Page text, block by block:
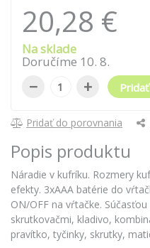
20,28 €
Na sklade
Doručíme 10. 8.
− +
Pridať do porovnania
Popis produktu
Náradie v kufríku. Rozmery
efekty. 3xAAA batérie do
ON/OFF na vŕtačke.
skrutkovačmi, kladivo,
pravítko, tyčinky, skrutky,